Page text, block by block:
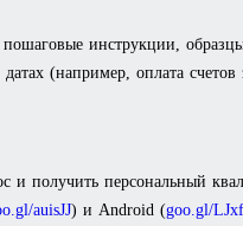
инструкции,
(например, оплата
получить персональный
auisJJ) и Android (goo.gl/